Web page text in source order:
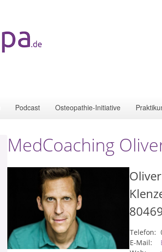
Podcast Osteopathie-Initiative
MedCoaching
Telefon:
E-Mail: